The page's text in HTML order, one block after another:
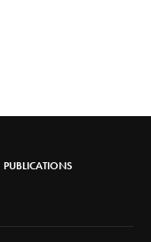
PUBLICATIONS